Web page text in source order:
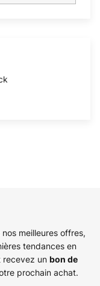
meilleures offres,
tendances en
recevez un bon de
prochain achat.